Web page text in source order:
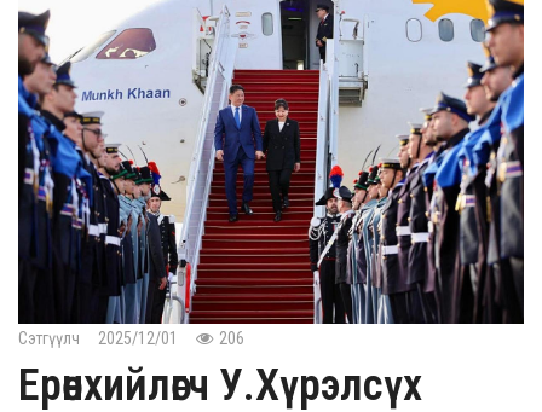
Сэтгүүлч 2025/12/01 206
Ерөнхийлөгч У.Хүрэлсүх